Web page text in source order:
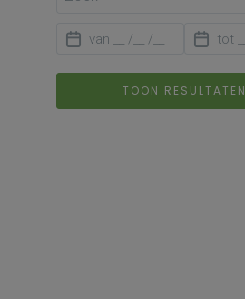
TOON RESULTATEN